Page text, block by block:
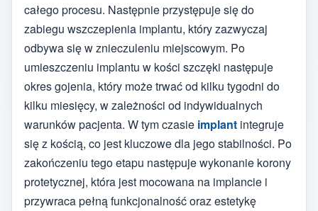
całego procesu. Następnie przystępuje się do
zabiegu wszczepienia implantu, który zazwyczaj
odbywa się w znieczuleniu miejscowym. Po
umieszczeniu implantu w kości szczęki następuje
okres gojenia, który może trwać od kilku tygodni do
kilku miesięcy, w zależności od indywidualnych
warunków pacjenta. W tym czasie implant integruje
się z kością, co jest kluczowe dla jego stabilności. Po
zakończeniu tego etapu następuje wykonanie korony
protetycznej, która jest mocowana na implancie i
przywraca pełną funkcjonalność oraz estetykę